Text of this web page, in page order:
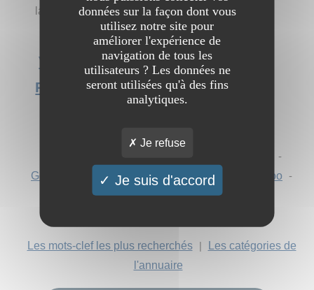
laissés par les résidents et leurs proches.
Voir l'interview du site
RetraiteAdvisor.com
-
Google
Mojeek - Qwant - StartPage Yahoo -
Yandex
Les mots-clef les plus recherchés |
Les catégories de
l'annuaire
données sur la façon dont vous
utilisez notre site pour
améliorer l'expérience de
navigation de tous les
utilisateurs ? Les données ne
seront utilisées qu'à des fins
analytiques.
Je refuse
Je suis d'accord